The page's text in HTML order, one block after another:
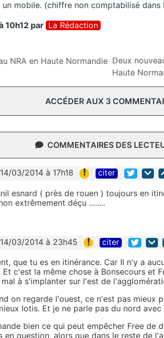
mobile. (chiffre non comptabilisé dans
10h12 par La Rédaction
NRA en Haute Normandie Deux
Haute
ACCÉDER AUX 3
COMMENTAIRES DES
03/2014 à 17h18 ! citer
esnard ( près de rouen ) toujours en
extrêmement déçu ........
03/2014 à 23h45 ! citer
que tu es en itinérance. Car Il n'y a
Et c'est la même chose à Bonsecours et
mal à s'implanter sur l'est de
on regarde l'ouest, ce n'est pas mieux
lotis. Et je ne parle pas du nord avec
bien ce qui peut empêcher Free de
en question, alors que dans le reste de